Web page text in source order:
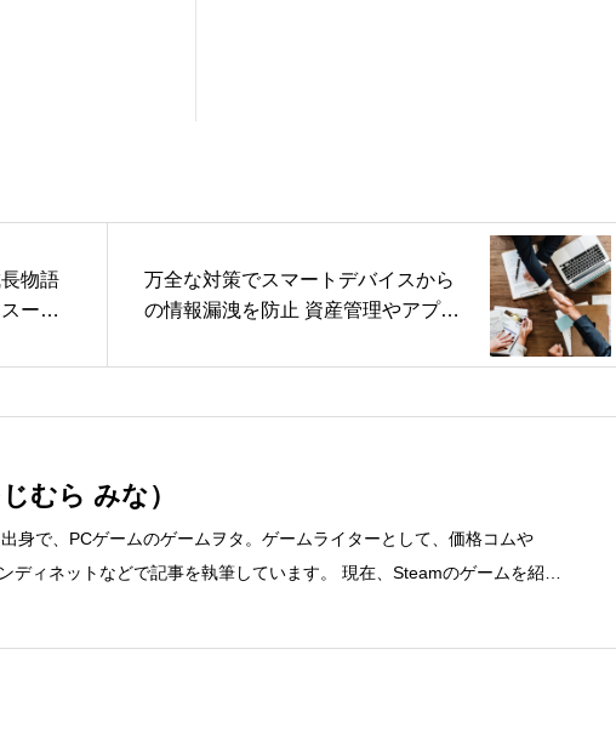
物語
ーパ
万全な対策でスマートデバイスから
の情報漏洩を防止 資産管理やアプリ
率を実現
むら みな）
身で、PCゲームのゲームヲタ。ゲームライターとして、価格コムや
ディネットなどで記事を執筆しています。 現在、Steamのゲームを紹介